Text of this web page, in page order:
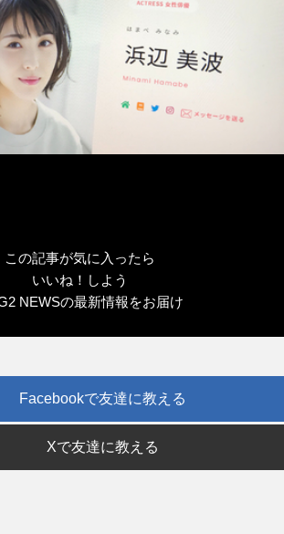
この記事が気に入ったら
いいね！しよう
NEWSの最新情報をお届け
Facebookで友達に教える
Xで友達に教える